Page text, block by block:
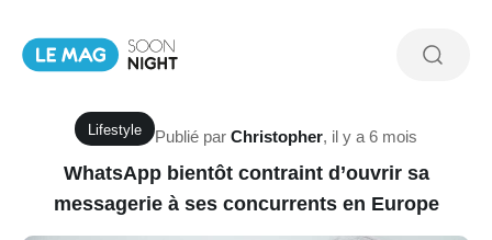
Lifestyle Publié par Christopher, il y a 6 mois
WhatsApp bientôt contraint d’ouvrir sa
messagerie à ses concurrents en Europe